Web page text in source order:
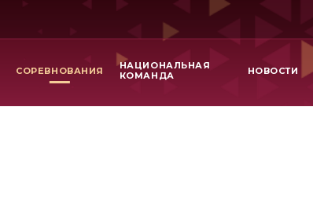
СОРЕВНОВАНИЯ
НАЦИОНАЛЬНАЯ
КОМАНДА
НОВОСТИ